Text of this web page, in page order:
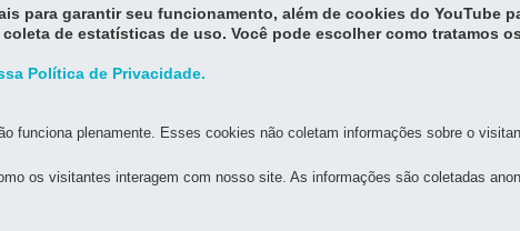
para garantir seu funcionamento, além de cookies do YouTube
de estatísticas de uso. Você pode escolher como tratamos
Política de Privacidade.
funciona plenamente. Esses cookies não coletam informações sobre o
os visitantes interagem com nosso site. As informações são coletadas